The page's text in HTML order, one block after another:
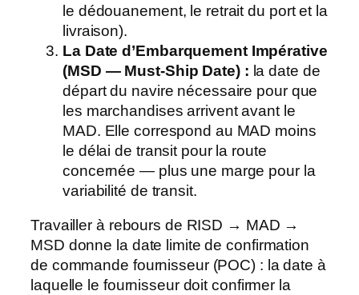
le dédouanement, le retrait du port et la
livraison).
La Date d’Embarquement Impérative
(MSD — Must-Ship Date) : la date de
départ du navire nécessaire pour que
les marchandises arrivent avant le
MAD. Elle correspond au MAD moins
le délai de transit pour la route
concernée — plus une marge pour la
variabilité de transit.
Travailler à rebours de RISD → MAD →
MSD donne la date limite de confirmation
de commande fournisseur (POC) : la date à
laquelle le fournisseur doit confirmer la